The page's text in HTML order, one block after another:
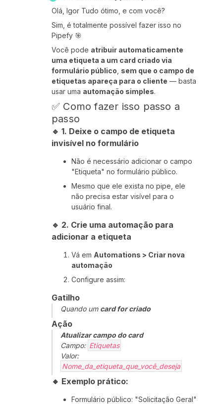
Olá, Igor Tudo ótimo, e com você?
Sim, é totalmente possível fazer isso no
Pipefy 🎯
Você pode atribuir automaticamente
uma etiqueta a um card criado via
formulário público sem que o campo de
etiquetas apareça para o cliente — basta
usar uma automação simples.
✅ Como fazer isso passo a
passo
🔹 1. Deixe o campo de etiqueta
invisível no formulário
Não é necessário adicionar o campo
"Etiqueta" no formulário público.
Mesmo que ele exista no pipe, ele
não precisa estar visível para o
usuário final.
🔹 2. Crie uma automação para
adicionar a etiqueta
Vá em Automations > Criar nova
automação
Configure assim:
Gatilho
Quando um card for criado
Ação
Atualizar campo do card
Campo: Etiquetas
Valor:
Nome_da_etiqueta_que_você_deseja
🔸 Exemplo prático:
Formulário público: "Solicitação Geral"